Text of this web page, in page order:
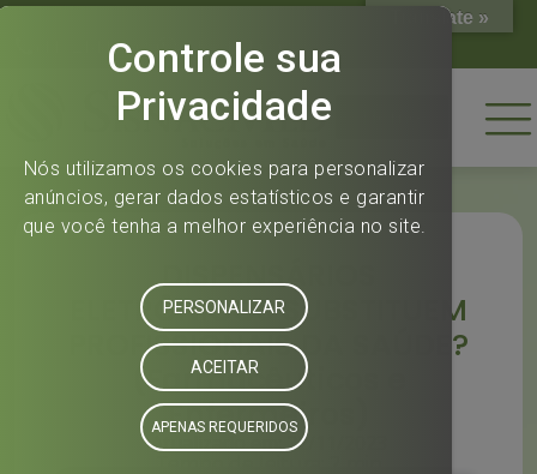
(11) 2144-0808 (11) 2144-0808
DISPENSÁRIOS
ELETRÔNICOS SUBSTITUEM
PROFISSIONAIS DA SAÚDE?
(Farmacêuticos e
Enfermeiros)
Atualizado em: 22/11/2023
Translate »